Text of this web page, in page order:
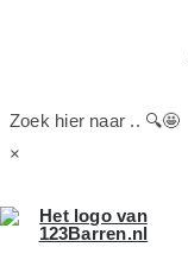
Zoek hier naar .. 🔍🤩
×